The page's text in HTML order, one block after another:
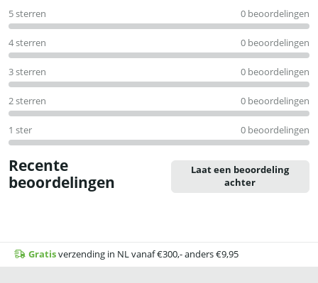
uit
5
5 sterren 0 beoordelingen
4 sterren 0 beoordelingen
3 sterren 0 beoordelingen
2 sterren 0 beoordelingen
1 ster 0 beoordelingen
Recente
beoordelingen
Laat een beoordeling
achter
Gratisverzending in NL vanaf €300,- anders €9,95